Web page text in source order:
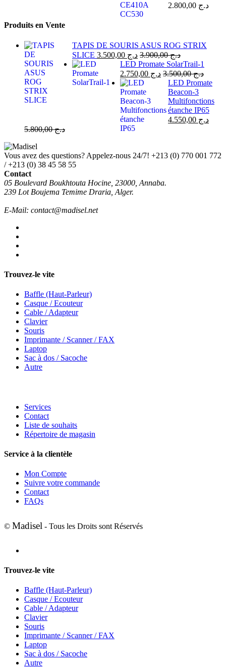
د.ج
Produits en Vente
TAPIS DE SOURIS ASUS ROG STRIX
SLICE
د.ج د.ج3.900,00
LED Promate SolarTrail-1
د.ج
د.ج3.500,00
LED Promate
Beacon-3
Multifonctions
étanche IP65
د.ج
د.ج5.800,00
Vous avez des questions? Appelez-nous 24/7! +213 (0) 770 001 772
/ +213 (0) 38 45 58 55
Contact
05 Boulevard Boukhtouta Hocine, 23000, Annaba.
239 Lot Boujema Temime Draria, Alger.
E-Mail: contact@madisel.net
Trouvez-le vite
Baffle (Haut-Parleur)
Casque / Ecouteur
Cable / Adapteur
Clavier
Souris
Imprimante / Scanner / FAX
Laptop
Sac à dos / Sacoche
Autre
Services
Contact
Liste de souhaits
Répertoire de magasin
Service à la clientèle
Mon Compte
Suivre votre commande
Contact
FAQs
© Madisel - Tous les Droits sont Réservés
Trouvez-le vite
Baffle (Haut-Parleur)
Casque / Ecouteur
Cable / Adapteur
Clavier
Souris
Imprimante / Scanner / FAX
Laptop
Sac à dos / Sacoche
Autre